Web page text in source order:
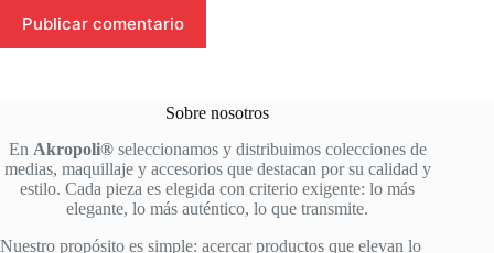
Publicar comentario
Sobre nosotros
En Akropoli®seleccionamos y distribuimos colecciones de
medias, maquillaje y accesorios que destacan por su calidad y
estilo. Cada pieza es elegida con criterio exigente: lo más
elegante, lo más auténtico, lo que transmite.
Nuestro propósito es simple: acercar productos que elevan lo